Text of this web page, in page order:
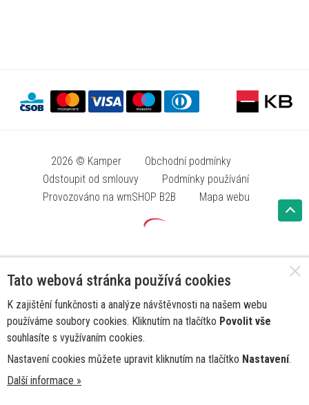
2026 © Kamper
Obchodní podmínky
Odstoupit od smlouvy
Podmínky používání
Provozováno na wmSHOP B2B
Mapa webu
Tato webová stránka používá cookies
K zajištění funkčnosti a analýze návštěvnosti na našem webu
používáme soubory cookies. Kliknutím na tlačítko Povolit vše
souhlasíte s využívaním cookies.
Nastavení cookies můžete upravit kliknutím na tlačítko Nastavení.
Další informace »